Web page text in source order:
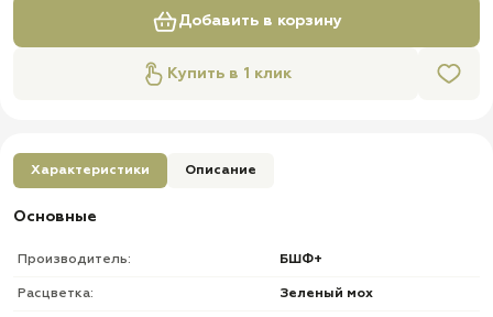
Добавить в корзину
Купить в 1 клик
Характеристики Описание
Основные
Производитель: БШФ+
Расцветка: Зеленый мох